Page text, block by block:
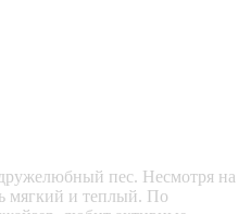
пес. Несмотря на
мягкий и теплый. По